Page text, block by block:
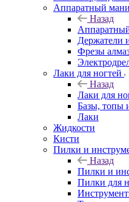
Аппаратный
Назад
Держатели
Фрезы
Лаки для ногтей
Назад
Лаки для
Базы, топы
Лаки
Жидкости
Кисти
Пилки и
Назад
Пилки и
Пилки для